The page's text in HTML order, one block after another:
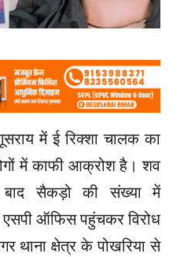
में ई रिक्शा चालक का
में काफी आक्रोश है। शव
बाद सैकड़ो की संख्या में
ऑफिस पहुंचकर विरोध
थाना क्षेत्र के पोखरिया से